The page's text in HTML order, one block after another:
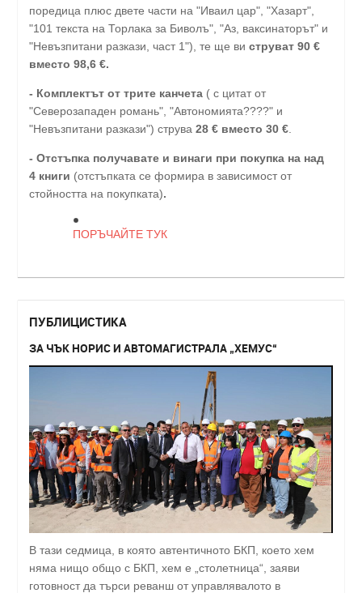
поредица плюс двете части на "Иваил цар", "Хазарт",
"101 текста на Торлака за Биволъ", "Аз, ваксинаторът" и
"Невъзпитани разкази, част 1"), те ще ви струват 90 €
вместо 98,6 €.
- Комплектът от трите канчета ( с цитат от
"Северозападен романь", "Автономията????" и
"Невъзпитани разкази") струва 28 € вместо 30 €
- Отстъпка получавате и винаги при покупка на над
4 книги (отстъпката се формира в зависимост от
стойността на покупката).
ПОРЪЧАЙТЕ ТУК
ПУБЛИЦИСТИКА
ЗА ЧЪК НОРИС И АВТОМАГИСТРАЛА „ХЕМУС“
В тази седмица, в която автентичното БКП, което хем
няма нищо общо с БКП, хем е „столетница“, заяви
готовност да търси реванш от управлявалото в